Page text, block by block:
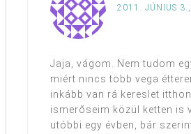
2011. JÚNIUS
Jaja, vágom. Nem tudom
miért nincs több vega
inkább van rá kereslet
ismerőseim közül ketten is
utóbbi egy évben, bár